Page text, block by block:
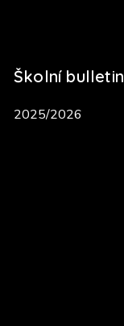
Školní bulletin
2025/2026